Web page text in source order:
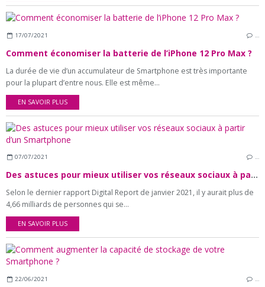
17/07/2021 …
Comment économiser la batterie de l’iPhone 12 Pro Max ?
La durée de vie d’un accumulateur de Smartphone est très importante
pour la plupart d’entre nous. Elle est même...
EN SAVOIR PLUS
07/07/2021 …
Des astuces pour mieux utiliser vos réseaux sociaux à partir d’un Smartphone
Selon le dernier rapport Digital Report de janvier 2021, il y aurait plus de
4,66 milliards de personnes qui se...
EN SAVOIR PLUS
22/06/2021 …